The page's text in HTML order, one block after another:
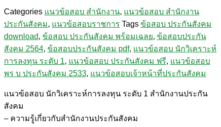
นัก
วิเคราะห์
การ
ลงทุน
ระดับ
1
ประกัน
สังคม
ชิ้น
Categories แนวข้อสอบ สำนักงาน, แนวข้อสอบ สำนักงาน
ประกันสังคม, แนวข้อสอบราชการ Tags ข้อสอบ ประกันสังคม
download, ข้อสอบ ประกันสังคม พร้อมเฉลย, ข้อสอบประกัน
สังคม 2564, ข้อสอบประกันสังคม pdf, แนวข้อสอบ นักวิเคราะห์
การลงทุน ระดับ 1, แนวข้อสอบ ประกันสังคม ฟรี, แนวข้อสอบ
พร บ ประกันสังคม 2533, แนวข้อสอบเจ้าหน้าที่ประกันสังคม
แนวข้อสอบ นักวิเคราะห์การลงทุน ระดับ 1 สำนักงานประกัน
สังคม
– ความรู้เกี่ยวกับสำนักงานประกันสังคม